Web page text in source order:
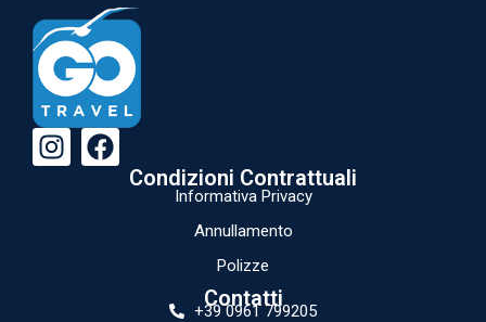
Condizioni Contrattuali
Informativa Privacy
Annullamento
Polizze
Contatti
+39 0961 799205